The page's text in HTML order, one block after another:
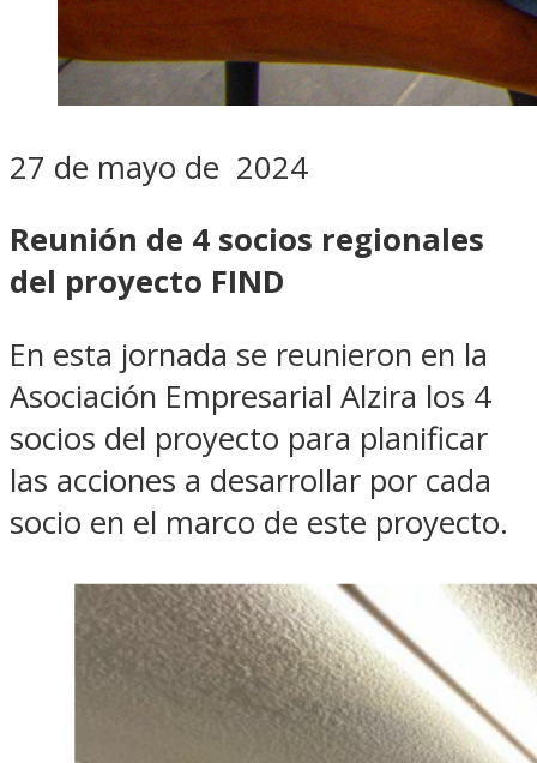
27 de mayo de 2024
Reunión de 4 socios regionales
del proyecto FIND
En esta jornada se reunieron en la
Asociación Empresarial Alzira los 4
socios del proyecto para planificar
las acciones a desarrollar por cada
socio en el marco de este proyecto.